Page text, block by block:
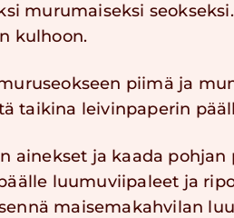
murumaiseksi
kulhoon.
piimä ja
taikina leivinpaperin
ainekset ja kaada pohjan
luumuviipaleet ja
maisemakahvilan